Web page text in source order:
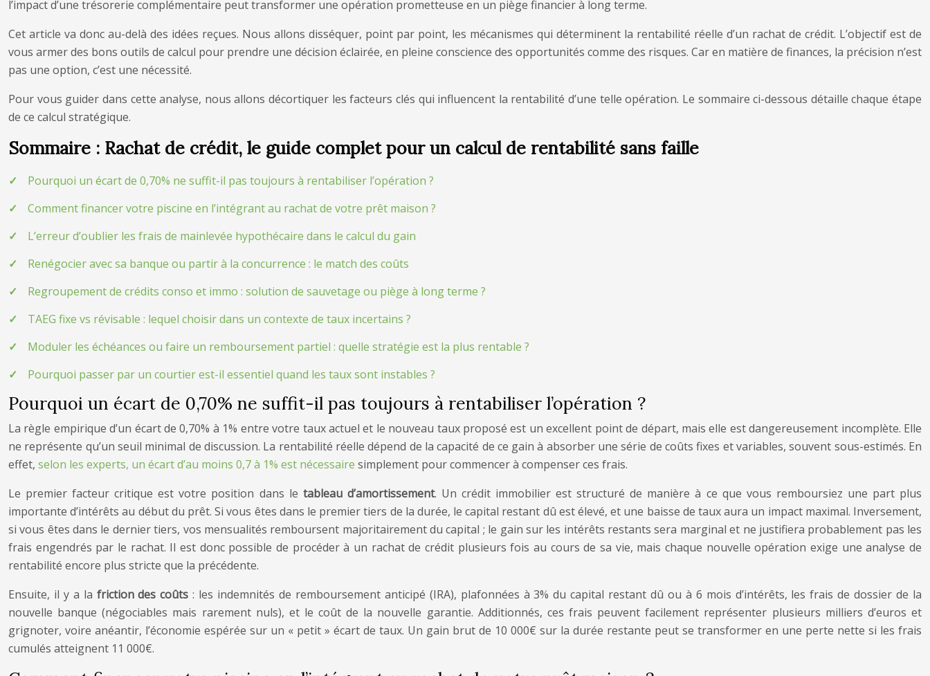
l’impact d’une trésorerie complémentaire peut transformer une opération prometteuse en un piège financier à long terme.
Cet article va donc au-delà des idées reçues. Nous allons disséquer, point par point, les mécanismes qui déterminent la rentabilité réelle d’un rachat de crédit. L’objectif est de
vous armer des bons outils de calcul pour prendre une décision éclairée, en pleine conscience des opportunités comme des risques. Car en matière de finances, la précision n’est
pas une option, c’est une nécessité.
Pour vous guider dans cette analyse, nous allons décortiquer les facteurs clés qui influencent la rentabilité d’une telle opération. Le sommaire ci-dessous détaille chaque étape
de ce calcul stratégique.
Sommaire : Rachat de crédit, le guide complet pour un calcul de rentabilité sans faille
Pourquoi un écart de 0,70% ne suffit-il pas toujours à rentabiliser l’opération ?
Comment financer votre piscine en l’intégrant au rachat de votre prêt maison ?
L’erreur d’oublier les frais de mainlevée hypothécaire dans le calcul du gain
Renégocier avec sa banque ou partir à la concurrence : le match des coûts
Regroupement de crédits conso et immo : solution de sauvetage ou piège à long terme ?
TAEG fixe vs révisable : lequel choisir dans un contexte de taux incertains ?
Moduler les échéances ou faire un remboursement partiel : quelle stratégie est la plus rentable ?
Pourquoi passer par un courtier est-il essentiel quand les taux sont instables ?
Pourquoi un écart de 0,70% ne suffit-il pas toujours à rentabiliser l’opération ?
La règle empirique d’un écart de 0,70% à 1% entre votre taux actuel et le nouveau taux proposé est un excellent point de départ, mais elle est dangereusement incomplète. Elle
ne représente qu’un seuil minimal de discussion. La rentabilité réelle dépend de la capacité de ce gain à absorber une série de coûts fixes et variables, souvent sous-estimés. En
effet, selon les experts, un écart d’au moins 0,7 à 1% est nécessaire simplement pour commencer à compenser ces frais.
Le premier facteur critique est votre position dans le tableau d’amortissement. Un crédit immobilier est structuré de manière à ce que vous remboursiez une part plus
importante d’intérêts au début du prêt. Si vous êtes dans le premier tiers de la durée, le capital restant dû est élevé, et une baisse de taux aura un impact maximal. Inversement,
si vous êtes dans le dernier tiers, vos mensualités remboursent majoritairement du capital ; le gain sur les intérêts restants sera marginal et ne justifiera probablement pas les
frais engendrés par le rachat. Il est donc possible de procéder à un rachat de crédit plusieurs fois au cours de sa vie, mais chaque nouvelle opération exige une analyse de
rentabilité encore plus stricte que la précédente.
Ensuite, il y a la friction des coûts : les indemnités de remboursement anticipé (IRA), plafonnées à 3% du capital restant dû ou à 6 mois d’intérêts, les frais de dossier de la
nouvelle banque (négociables mais rarement nuls), et le coût de la nouvelle garantie. Additionnés, ces frais peuvent facilement représenter plusieurs milliers d’euros et
grignoter, voire anéantir, l’économie espérée sur un « petit » écart de taux. Un gain brut de 10 000€ sur la durée restante peut se transformer en une perte nette si les frais
cumulés atteignent 11 000€.